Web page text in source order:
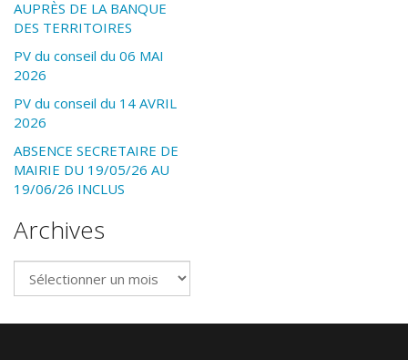
AUPRÈS DE LA BANQUE
DES TERRITOIRES
PV du conseil du 06 MAI
2026
PV du conseil du 14 AVRIL
2026
ABSENCE SECRETAIRE DE
MAIRIE DU 19/05/26 AU
19/06/26 INCLUS
Archives
Archives